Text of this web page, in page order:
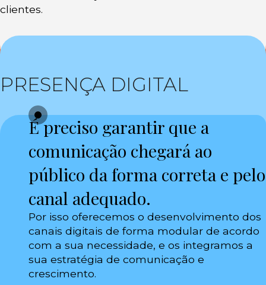
clientes.
PRESENÇA DIGITAL
É preciso garantir que a
comunicação chegará ao
público da forma correta e pelo
canal adequado.
Por isso oferecemos o desenvolvimento dos
canais digitais de forma modular de acordo
com a sua necessidade, e os integramos a
sua estratégia de comunicação e
crescimento.